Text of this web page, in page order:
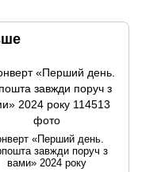
«Перший день.
завжди поруч з
вами» 2024 року